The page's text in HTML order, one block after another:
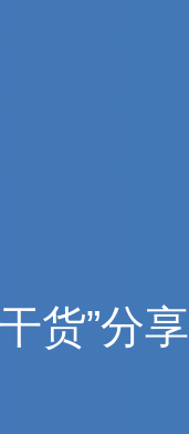
货”分享